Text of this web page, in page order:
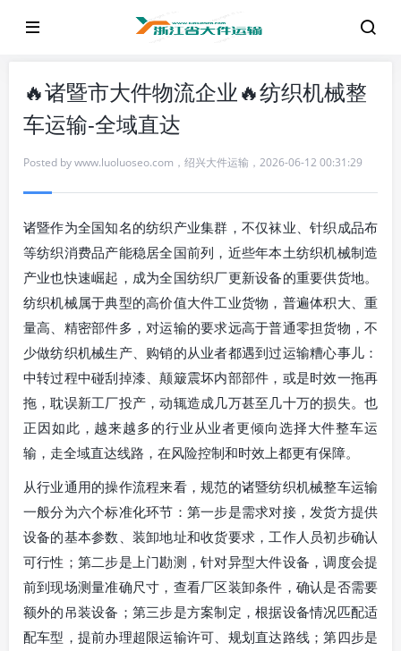
🔥诸暨市大件物流企业🔥纺织机械整
车运输-全域直达
Posted bywww.luoluoseo.com ， 绍兴大件运输 ， 2026-06-12 00:31:29
诸暨作为全国知名的纺织产业集群，不仅袜业、针织成品布
等纺织消费品产能稳居全国前列，近些年本土纺织机械制造
产业也快速崛起，成为全国纺织厂更新设备的重要供货地。
纺织机械属于典型的高价值大件工业货物，普遍体积大、重
量高、精密部件多，对运输的要求远高于普通零担货物，不
少做纺织机械生产、购销的从业者都遇到过运输糟心事儿：
中转过程中碰刮掉漆、颠簸震坏内部部件，或是时效一拖再
拖，耽误新工厂投产，动辄造成几万甚至几十万的损失。也
正因如此，越来越多的行业从业者更倾向选择大件整车运
输，走全域直达线路，在风险控制和时效上都更有保障。
从行业通用的操作流程来看，规范的诸暨纺织机械整车运输
一般分为六个标准化环节：第一步是需求对接，发货方提供
设备的基本参数、装卸地址和收货要求，工作人员初步确认
可行性；第二步是上门勘测，针对异型大件设备，调度会提
前到现场测量准确尺寸，查看厂区装卸条件，确认是否需要
额外的吊装设备；第三步是方案制定，根据设备情况匹配适
配车型，提前办理超限运输许可、规划直达路线；第四步是